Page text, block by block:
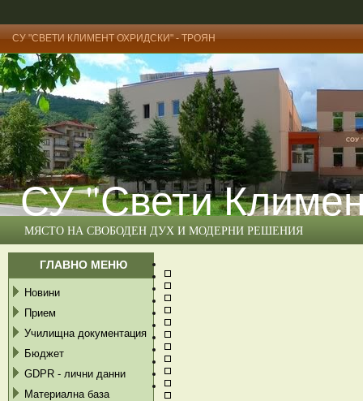
СУ "СВЕТИ КЛИМЕНТ ОХРИДСКИ" - ТРОЯН
СУ "Свети
МЯСТО НА СВОБОДЕН ДУХ И МОДЕРНИ РЕШЕНИЯ
ГЛАВНО МЕНЮ
Новини
Прием
Училищна документация
Бюджет
GDPR - лични данни
Материална база